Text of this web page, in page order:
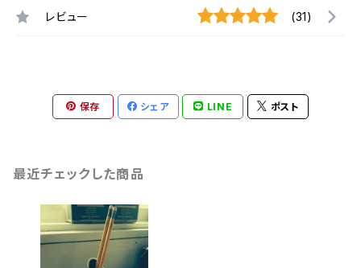
レビュー (31)
保存 シェア LINE ポスト
最近チェックした商品